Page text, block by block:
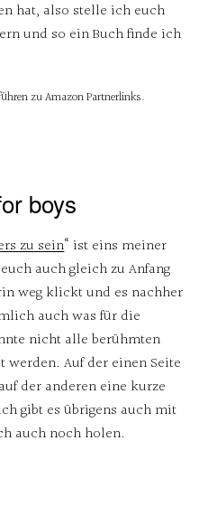
hat, also stelle ich euch
und so ein Buch finde ich
zu Amazon Partnerlinks.
boys
zu sein“ ist eins meiner
auch gleich zu Anfang
weg klickt und es nachher
auch was für die
nicht alle berühmten
Auf der einen Seite
der anderen eine kurze
gibt es übrigens auch mit
auch noch holen.